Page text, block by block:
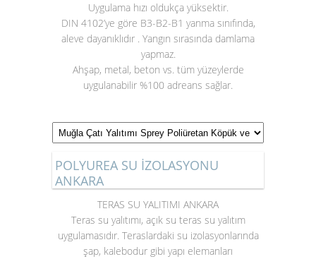
Uygulama hızı oldukça yüksektir.
DIN 4102’ye göre B3-B2-B1 yanma sınıfında,
aleve dayanıklıdır . Yangın sırasında damlama
yapmaz.
Ahşap, metal, beton vs. tüm yüzeylerde
uygulanabilir %100 adreans sağlar.
POLYUREA SU İZOLASYONU
ANKARA
TERAS SU YALITIMI ANKARA
Teras su yalıtımı, açık su teras su yalıtım
uygulamasıdır. Teraslardaki su izolasyonlarında
şap, kalebodur gibi yapı elemanları